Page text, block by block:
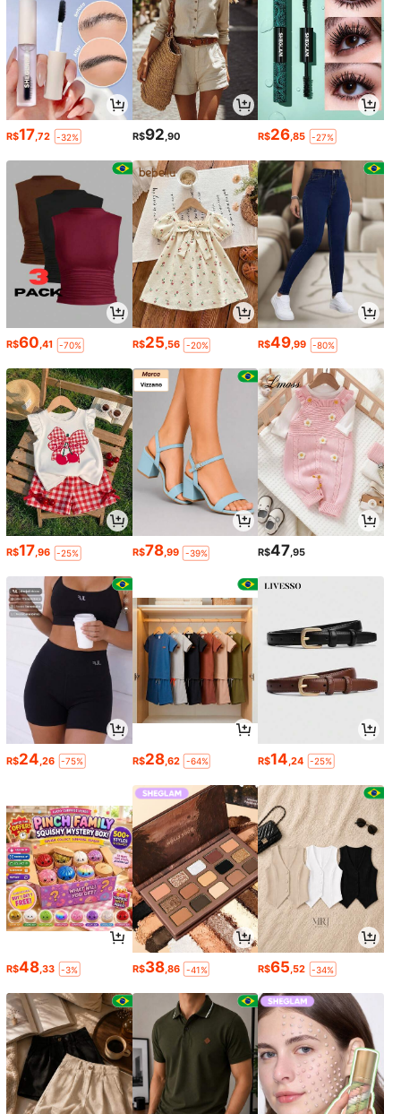
R$17 ,72 -32% R$92 ,90 R$26 ,85 -27%
R$60,41 -70% R$25,56 -20% R$49,99 -80%
R$17,96 -25% R$78,99 -39% R$47,95
R$24 ,26 -75% R$28,62 -64% R$14 ,24 -25%
R$48 ,33 -3% R$38,86 -41% R$65 ,52 -34%